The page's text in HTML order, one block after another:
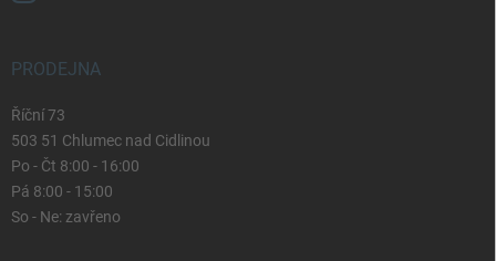
PRODEJNA
Říční 73
503 51 Chlumec nad Cidlinou
Po - Čt 8:00 - 16:00
Pá 8:00 - 15:00
So - Ne: zavřeno